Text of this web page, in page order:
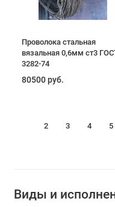
Проволока стальная
вязальная 0,6мм ст3
3282-74
80500 руб.
2 3 4 5
Виды и